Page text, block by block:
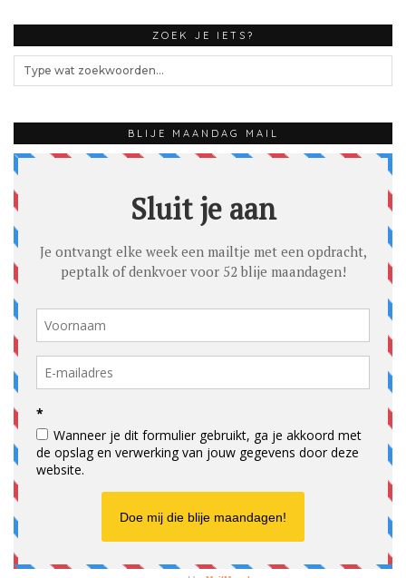
ZOEK JE IETS?
BLIJE MAANDAG MAIL